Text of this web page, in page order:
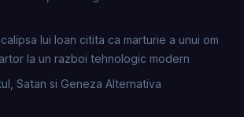
lui Ioan citita ca marturie a unui om
la un razboi tehnologic modern
Satan si Geneza Alternativa